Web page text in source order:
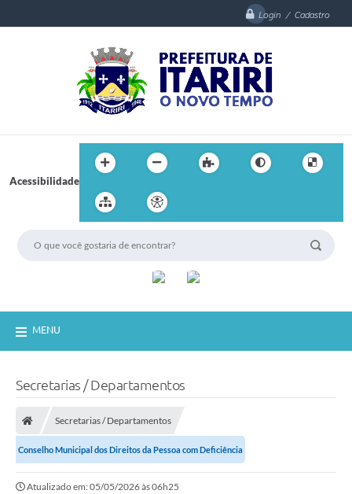
Login / Cadastro
Acessibilidade
MENU
Secretarias / Departamentos
Secretarias / Departamentos
Conselho Municipal dos Direitos da Pessoa com Deficiência
Atualizado em: 05/05/2026 às 06h25